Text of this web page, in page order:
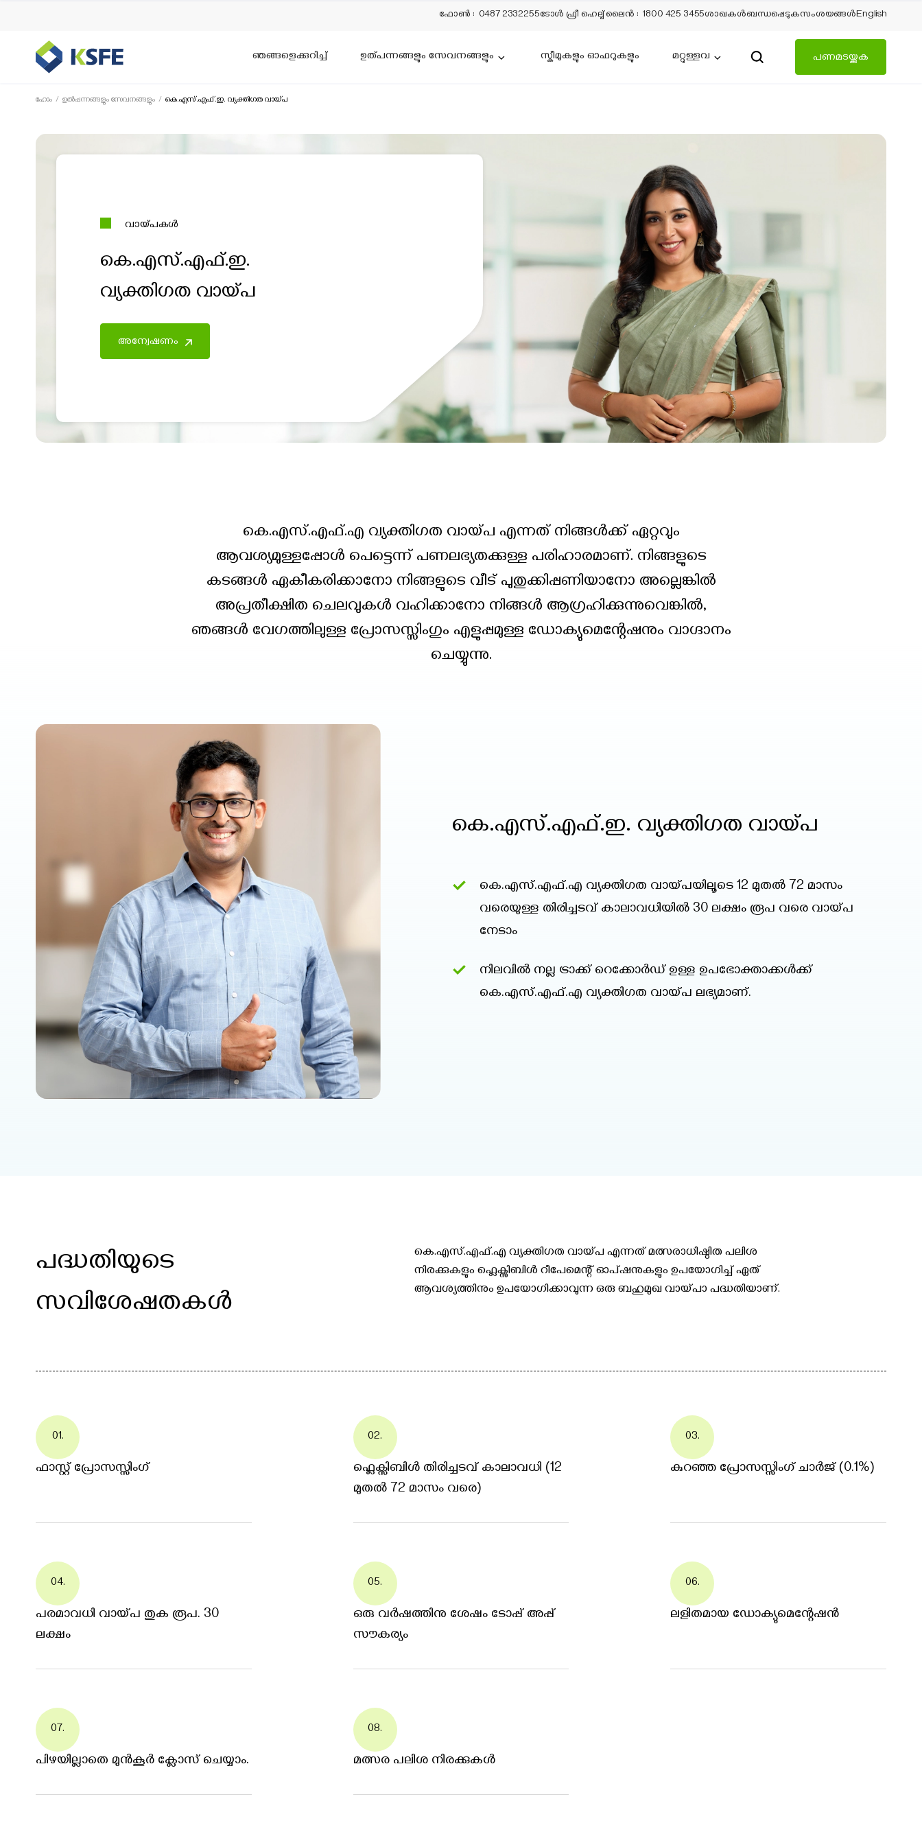
ഫോൺ : 0487 2332255ടോൾ ഫ്രീ ഹെല്പ് ലൈന്‍ : 1800 425 3455ശാഖകൾബന്ധപ്പെടുകസംശയങ്ങൾEnglish
ഞങ്ങളെക്കുറിച്ച് ഉത്പന്നങ്ങളും സേവനങ്ങളും സ്കീമുകളും ഓഫറുകളും മറ്റുള്ളവ പണമടയ്ക്കുക
ഹോം ഉൽപ്പന്നങ്ങളും സേവനങ്ങളും കെ.എസ്.എഫ്.ഇ. വ്യക്തിഗത വായ്പ
വായ്പകൾ
കെ.എസ്.എഫ്.ഇ.
വ്യക്തിഗത വായ്പ
അന്വേഷണം
കെ.എസ്.എഫ്.എ വ്യക്തിഗത വായ്പ എന്നത് നിങ്ങൾക്ക് ഏറ്റവും
ആവശ്യമുള്ളപ്പോൾ പെട്ടെന്ന് പണലഭ്യതക്കുള്ള പരിഹാരമാണ്. നിങ്ങളുടെ
കടങ്ങൾ ഏകീകരിക്കാനോ നിങ്ങളുടെ വീട് പുതുക്കിപ്പണിയാനോ അല്ലെങ്കിൽ
അപ്രതീക്ഷിത ചെലവുകൾ വഹിക്കാനോ നിങ്ങൾ ആഗ്രഹിക്കുന്നുവെങ്കിൽ,
ഞങ്ങൾ വേഗത്തിലുള്ള പ്രോസസ്സിംഗും എളുപ്പമുള്ള ഡോക്യുമെന്റേഷനും വാഗ്ദാനം
ചെയ്യുന്നു.
കെ.എസ്.എഫ്.ഇ. വ്യക്തിഗത വായ്പ
കെ.എസ്.എഫ്.എ വ്യക്തിഗത വായ്പയിലൂടെ 12 മുതൽ 72 മാസം
വരെയുള്ള തിരിച്ചടവ് കാലാവധിയില്‍ 30 ലക്ഷം രൂപ വരെ വായ്പ
നേടാം
നിലവില്‍ നല്ല ട്രാക്ക് റെക്കോർഡ് ഉള്ള ഉപഭോക്താക്കൾക്ക്
കെ.എസ്.എഫ്.എ വ്യക്തിഗത വായ്പ ലഭ്യമാണ്.
പദ്ധതിയുടെ
സവിശേഷതകൾ
കെ.എസ്.എഫ്.എ വ്യക്തിഗത വായ്പ എന്നത് മത്സരാധിഷ്ഠിത പലിശ
നിരക്കുകളും ഫ്ലെക്സിബിൾ റീപേമെന്റ് ഓപ്ഷനുകളും ഉപയോഗിച്ച് ഏത്
ആവശ്യത്തിനും ഉപയോഗിക്കാവുന്ന ഒരു ബഹുമുഖ വായ്പാ പദ്ധതിയാണ്.
01.
ഫാസ്റ്റ് പ്രോസസ്സിംഗ്
02.
ഫ്ലെക്സിബിൾ തിരിച്ചടവ് കാലാവധി (12
മുതൽ 72 മാസം വരെ)
03.
കുറഞ്ഞ പ്രോസസ്സിംഗ് ചാർജ് (0.1%)
04.
പരമാവധി വായ്പ തുക രൂപ. 30
ലക്ഷം
05.
ഒരു വർഷത്തിനു ശേഷം ടോപ്പ് അപ്പ്
സൗകര്യം
06.
ലളിതമായ ഡോക്യുമെന്റേഷൻ
07.
പിഴയില്ലാതെ മുന്‍കൂര്‍ ക്ലോസ് ചെയ്യാം.
08.
മത്സര പലിശ നിരക്കുകൾ